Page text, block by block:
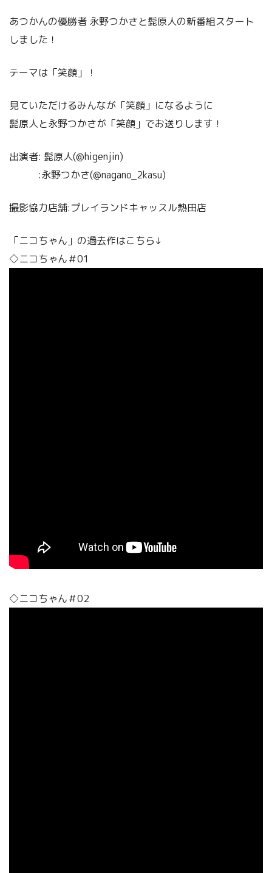
あつかんの優勝者 永野つかさと髭原人の新番組スタート
しました！
テーマは「笑顔」！
見ていただけるみんなが「笑顔」になるように
髭原人と永野つかさが「笑顔」でお送りします！
出演者: 髭原人(@higenjin)
:永野つかさ(@nagano_2kasu)
撮影協力店舗:プレイランドキャッスル熱田店
「ニコちゃん」の過去作はこちら↓
◇ニコちゃん＃01
◇ニコちゃん＃02